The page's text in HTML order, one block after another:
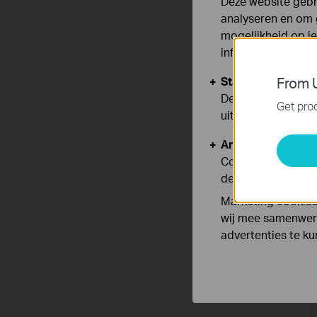
From
Get
analyseren en
mogelijkheid op
informatie.
Standaard
Deze cookies zijn
uitgeschakeld.
Analyse en
Cookies voor
de functionaliteit
Marketing
wij mee
advertenties te